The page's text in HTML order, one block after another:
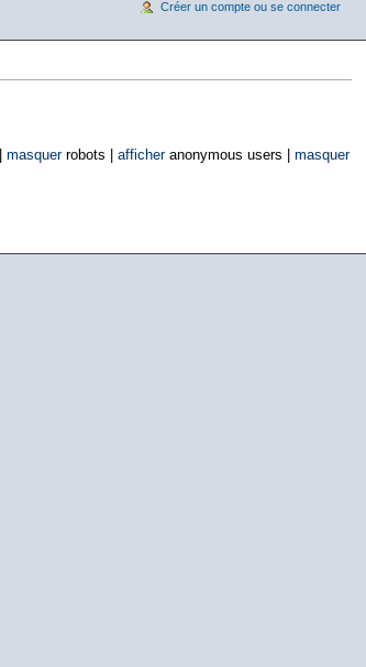
masquerrobots | afficheranonymous users | masquer
Créer un compte ou se connecter